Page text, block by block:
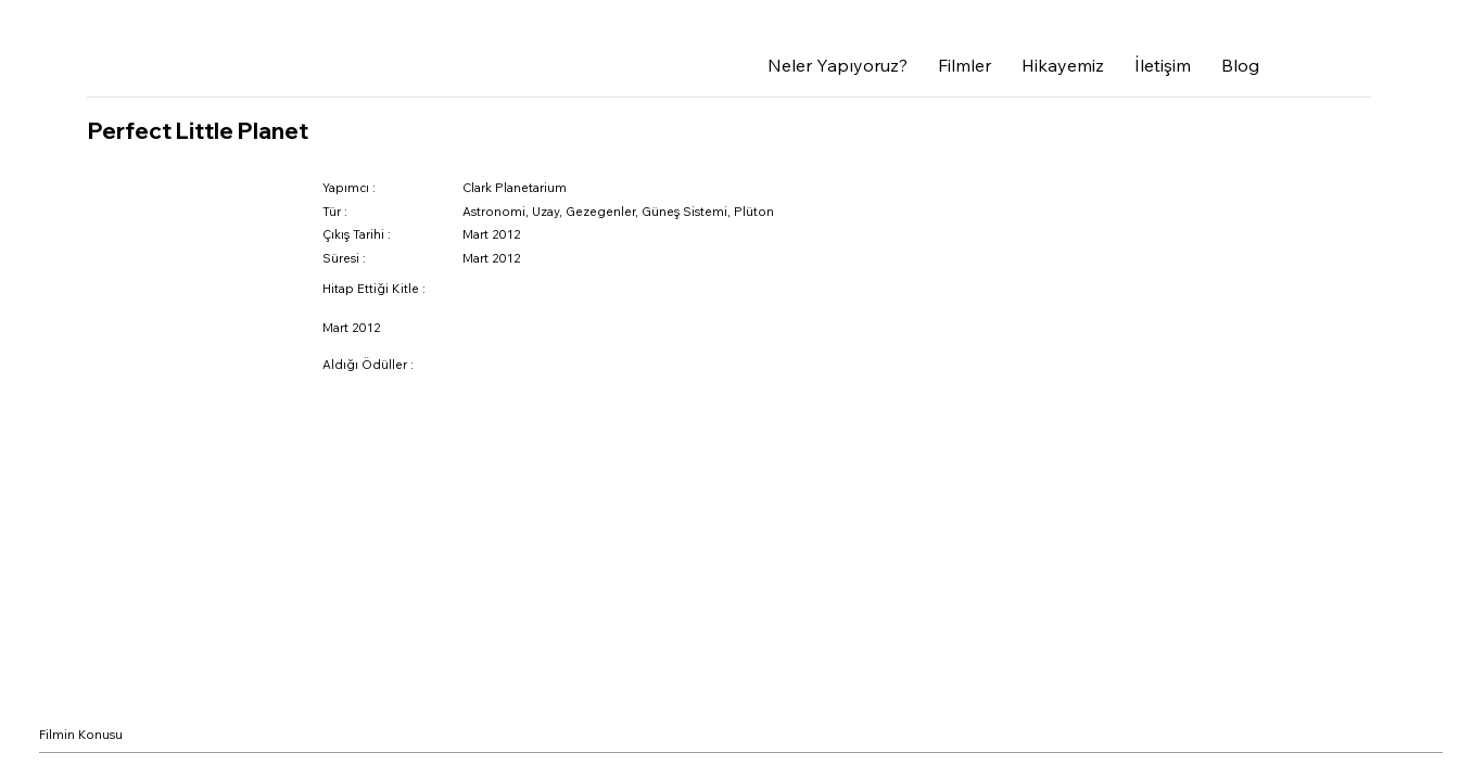
Neler Yapıyoruz? Filmler Hikayemiz İletişim Blog
Perfect Little Planet
Yapımcı :
Tür :
Çıkış Tarihi :
Süresi :
Aldığı Ödüller :
Clark Planetarium
Astronomi, Uzay, Gezegenler, Güneş Sistemi, Plüton
Mart 2012
Mart 2012
Hitap Ettiği Kitle :
Mart 2012
Filmin Konusu